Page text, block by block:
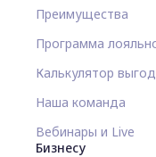
Преимущества
Программа
Калькулятор
Наша команда
Вебинары и Live
Бизнесу